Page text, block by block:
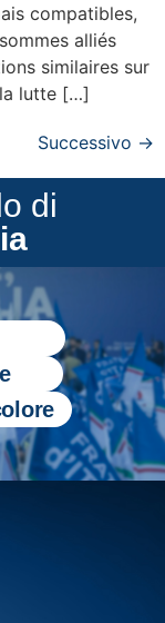
compatibles,
alliés
similaires sur
lutte […]
Successivo →
di